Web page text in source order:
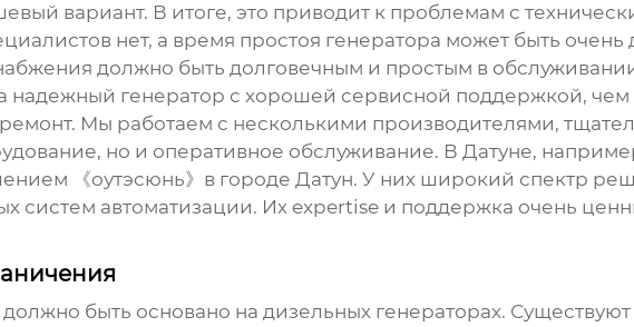
вариант. В итоге, это приводит к проблемам с
нет, а время простоя генератора может быть очень
должно быть долговечным и простым в
надежный генератор с хорошей сервисной поддержкой, чем
Мы работаем с несколькими производителями,
но и оперативное обслуживание. В Датуне,
《оутэсюнь》в городе Датун. У них широкий спектр
систем автоматизации. Их expertise и поддержка очень
должно быть основано на дизельных генераторах.